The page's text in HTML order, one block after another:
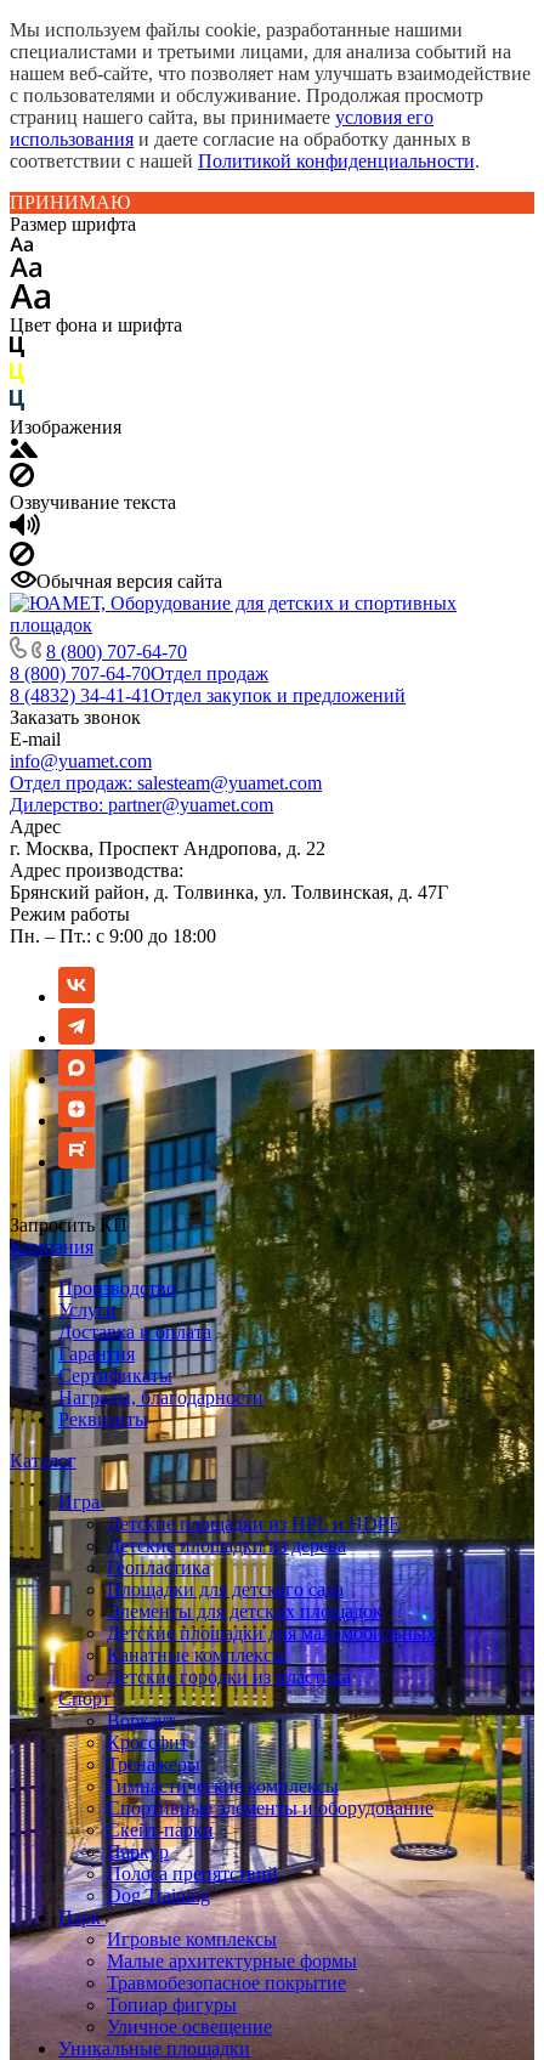
Мы используем файлы cookie, разработанные нашими
специалистами и третьими лицами, для анализа событий на
нашем веб-сайте, что позволяет нам улучшать взаимодействие
с пользователями и обслуживание. Продолжая просмотр
страниц нашего сайта, вы принимаете условия его
использования и даете согласие на обработку данных в
соответствии с нашей Политикой конфиденциальности.
ПРИНИМАЮ
Размер шрифта
Цвет фона и шрифта
Изображения
Озвучивание текста
Обычная версия сайта
8 (800) 707-64-70
8 (800) 707-64-70Отдел продаж
8 (4832) 34-41-41Отдел закупок и предложений
Заказать звонок
E-mail
info@yuamet.com
Отдел продаж: salesteam@yuamet.com
Дилерство: partner@yuamet.com
Адрес
г. Москва, Проспект Андропова, д. 22
Адрес производства:
Брянский район, д. Толвинка, ул. Толвинская, д. 47Г
Режим работы
Пн. – Пт.: с 9:00 до 18:00
Запросить КП
Компания
Производство
Услуги
Доставка и оплата
Гарантия
Сертификаты
Награды, благодарности
Реквизиты
Каталог
Игра
Детские площадки из HPL и HDPE
Детские площадки из дерева
Геопластика
Площадки для детского сада
Элементы для детских площадок
Детские площадки для маломобильных
Канатные комплексы
Детские городки из пластика
Спорт
Воркаут
Кроссфит
Тренажеры
Гимнастические комплексы
Спортивные элементы и оборудование
Скейт-парки
Паркур
Полоса препятствий
Dog Training
Парк
Игровые комплексы
Малые архитектурные формы
Травмобезопасное покрытие
Топиар фигуры
Уличное освещение
Уникальные площадки